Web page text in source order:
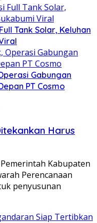
Tank Solar, Keluhan
Gabungan
PT Cosmo
Harus
Kabupaten
Perencanaan
penyusunan